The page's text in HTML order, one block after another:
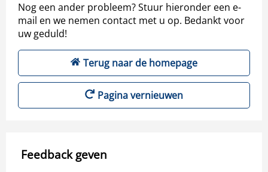
Nog een ander probleem? Stuur hieronder een e-
mail en we nemen contact met u op. Bedankt voor
uw geduld!
Terug naar de homepage
Pagina vernieuwen
Feedback geven